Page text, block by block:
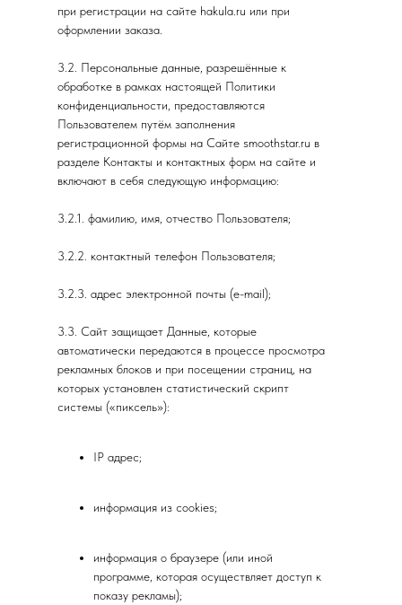
при регистрации на сайте hakula.ru или при
оформлении заказа.
3.2. Персональные данные, разрешённые к
обработке в рамках настоящей Политики
конфиденциальности, предоставляются
Пользователем путём заполнения
регистрационной формы на Сайте smoothstar.ru в
разделе Контакты и контактных форм на сайте и
включают в себя следующую информацию:
3.2.1. фамилию, имя, отчество Пользователя;
3.2.2. контактный телефон Пользователя;
3.2.3. адрес электронной почты (e-mail);
3.3. Сайт защищает Данные, которые
автоматически передаются в процессе просмотра
рекламных блоков и при посещении страниц, на
которых установлен статистический скрипт
системы («пиксель»):
IP адрес;
информация из cookies;
информация о браузере (или иной
программе, которая осуществляет доступ к
показу рекламы);